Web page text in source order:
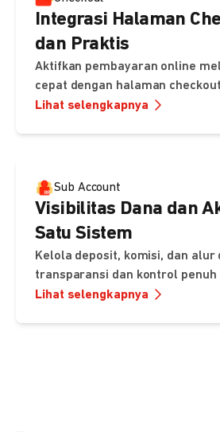
Integrasi Halaman
dan Praktis
Aktifkan pembayaran online
cepat dengan halaman checkout
Lihat selengkapnya
Sub Account
Visibilitas Dana dan
Satu Sistem
Kelola deposit, komisi, dan alur
transparansi dan kontrol penuh
Lihat selengkapnya